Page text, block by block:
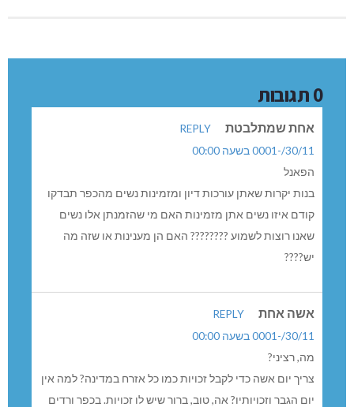
0 תגובות
אחת שמתלבטת
REPLY
30/11/-0001 בשעה 00:00
הפאנל
בנות יקרות שאתן עורכות דיון ומזמינות נשים מהכפר תבדקו
קודם איזו נשים אתן מזמינות האם מי שהזמנתן אלו נשים
שאנו רוצות לשמוע ???????? האם הן מענינות או שזה מה
יש????
אשה אחת
REPLY
30/11/-0001 בשעה 00:00
מה, רציני?
צריך יום אשה כדי לקבל זכויות כמו כל אזרח במדינה? למה אין
יום הגבר וזכויותיו? אה, טוב, ברור שיש לו זכויות. בכפר ורדים